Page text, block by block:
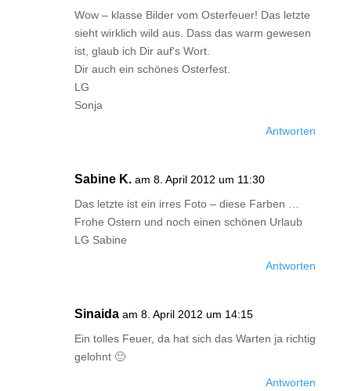
Wow – klasse Bilder vom Osterfeuer! Das letzte
sieht wirklich wild aus. Dass das warm gewesen
ist, glaub ich Dir auf's Wort.
Dir auch ein schönes Osterfest.
LG
Sonja
Antworten
Sabine K. am 8. April 2012 um 11:30
Das letzte ist ein irres Foto – diese Farben …
Frohe Ostern und noch einen schönen Urlaub
LG Sabine
Antworten
Sinaida am 8. April 2012 um 14:15
Ein tolles Feuer, da hat sich das Warten ja richtig
gelohnt 🙂
Antworten